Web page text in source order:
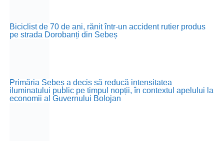
Biciclist de 70 de ani, rănit într-un accident rutier produs
pe strada Dorobanți din Sebeș
Primăria Sebeș a decis să reducă intensitatea
iluminatului public pe timpul nopții, în contextul apelului la
economii al Guvernului Bolojan